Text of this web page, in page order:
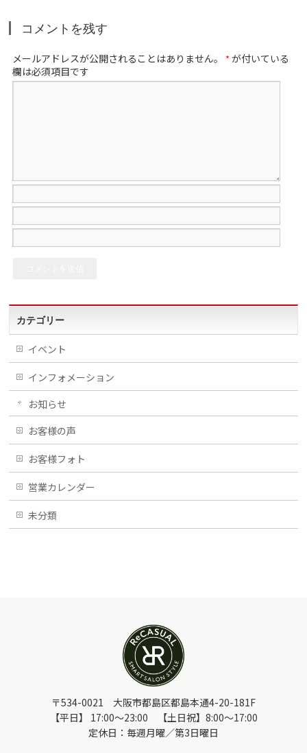
コメントを残す
メールアドレスが公開されることはありません。 * が付いている
欄は必須項目です
カテゴリー
イベント
インフォメーション
お知らせ
お客様の声
お客様フォト
営業カレンダー
未分類
〒534-0021 大阪市都島区都島本通4-20-181F
【平日】 17:00～23:00 【土日祝】8:00～17:00
定休日：毎週月曜／第3日曜日